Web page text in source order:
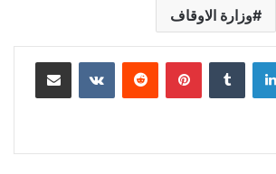
وزارة الاوقاف
لينكدإن بينتيريست مشاركة عبر البريد